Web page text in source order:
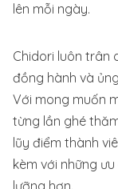
lên mỗi ngày.
Chidori luôn trân
đồng hành và
Với mong muốn
từng lần ghé
lũy điểm thành
kèm với những